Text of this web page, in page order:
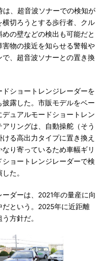
、超音波ソナーでの検知が
切ろうとする歩行者、クル
の壁などの検出も可能だと
物の接近を知らせる警報や
、超音波ソナーとの置き換
ショートレンジレーダーを
露した。市販モデルをベー
ュアルモードショートレン
リングは、自動操舵（そう
る高出力タイプに置き換え
り寄っているため車幅ギリ
ョートレンジレーダーで検
た。
ダーは、2021年の量産に向
という。2025年に近距離
方針だ。